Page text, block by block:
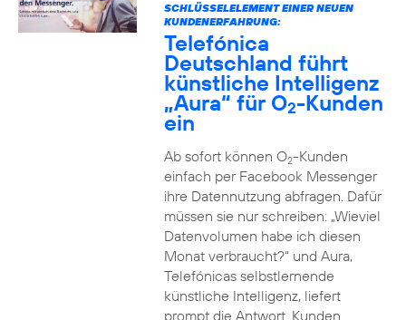
SCHLÜSSELELEMENT EINER NEUEN
KUNDENERFAHRUNG:
Telefónica
Deutschland führt
künstliche Intelligenz
„Aura“ für O2-Kunden
ein
Ab sofort können O2-Kunden
einfach per Facebook Messenger
ihre Datennutzung abfragen. Dafür
müssen sie nur schreiben: „Wieviel
Datenvolumen habe ich diesen
Monat verbraucht?“ und Aura,
Telefónicas selbstlernende
künstliche Intelligenz, liefert
prompt die Antwort. Kunden